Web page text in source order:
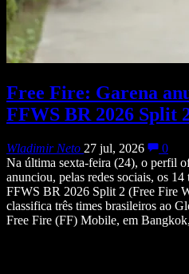
Free Fire: Garena
FFWS BR 2026 Split
Wladimir Neto 27 jul, 2026
0
Na última sexta-feira (24), o perfil
anunciou, pelas redes sociais, os
FFWS BR 2026 Split 2 (Free Fire
classifica três times brasileiros ao
Free Fire (FF) Mobile, em